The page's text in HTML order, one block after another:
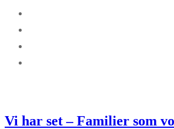
Vi har set – Familier som